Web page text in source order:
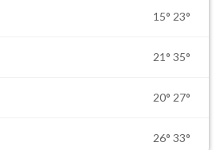
15° 23°
21° 35°
20° 27°
26° 33°